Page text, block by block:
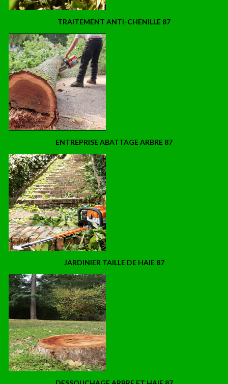
TRAITEMENT ANTI-CHENILLE 87
ENTREPRISE ABATTAGE ARBRE 87
JARDINIER TAILLE DE HAIE 87